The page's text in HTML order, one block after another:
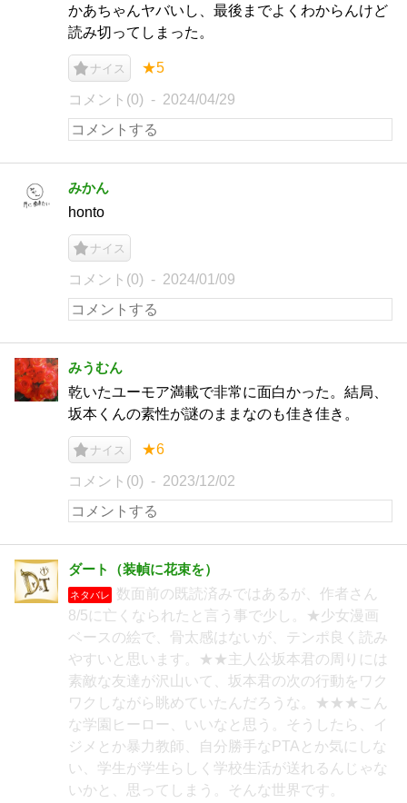
かあちゃんヤバいし、最後までよくわからんけど
読み切ってしまった。
ナイス ★5
コメント(0) 2024/04/29
みかん
honto
ナイス
コメント(0) 2024/01/09
みうむん
乾いたユーモア満載で非常に面白かった。結局、
坂本くんの素性が謎のままなのも佳き佳き。
ナイス ★6
コメント(0) 2023/12/02
ダート（装幀に花束を）
ネタバレ
数面前の既読済みではあるが、作者さん
8/5に亡くなられたと言う事で少し。★少女漫画
ベースの絵で、骨太感はないが、テンポ良く読み
やすいと思います。★★主人公坂本君の周りには
素敵な友達が沢山いて、坂本君の次の行動をワク
ワクしながら眺めていたんだろうな。★★★こん
な学園ヒーロー、いいなと思う。そうしたら、イ
ジメとか暴力教師、自分勝手なPTAとか気にしな
い、学生が学生らしく学校生活が送れるんじゃな
いかと、思ってしまう。そんな世界です。